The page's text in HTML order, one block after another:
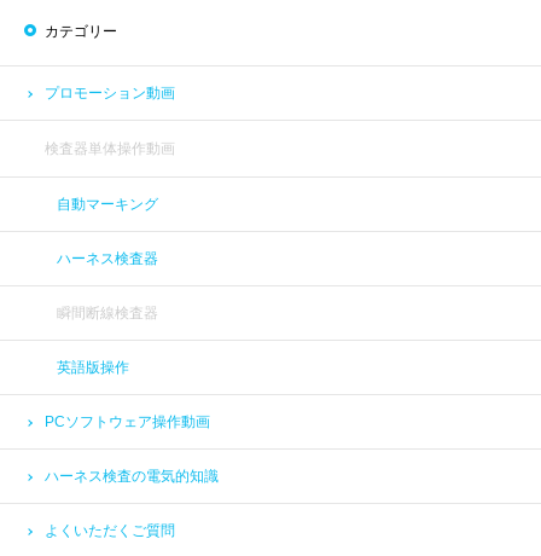
カテゴリー
プロモーション動画
検査器単体操作動画
自動マーキング
ハーネス検査器
瞬間断線検査器
英語版操作
PCソフトウェア操作動画
ハーネス検査の電気的知識
よくいただくご質問